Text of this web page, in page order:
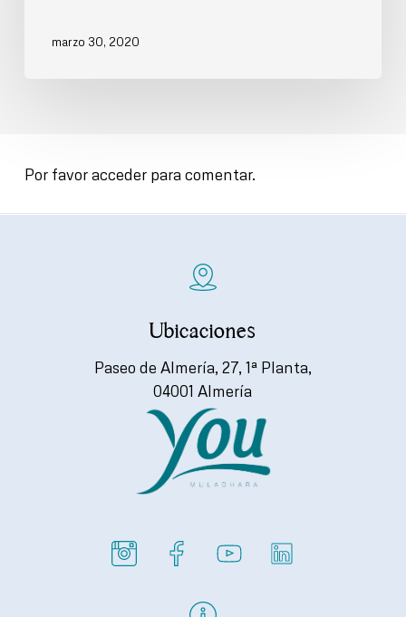
marzo 30, 2020
Por favor acceder para comentar.
Ubicaciones
Paseo de Almería, 27, 1ª Planta,
04001 Almería